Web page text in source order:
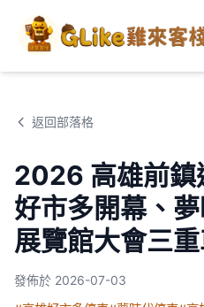
返回部落格
2026 高雄前鎮
好市多開幕、
展覽館大會三
發佈於 2026-07-03